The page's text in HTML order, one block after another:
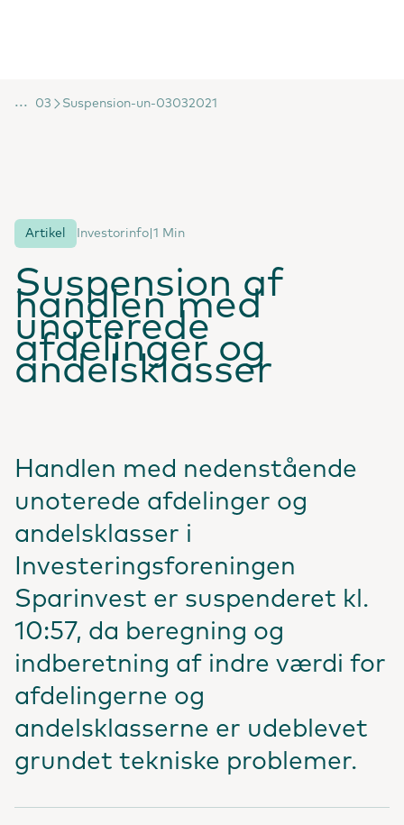
... 03 Suspension-un-03032021
Artikel Investorinfo 1 Min
Suspension af
handlen med
unoterede
afdelinger og
andelsklasser
Handlen med nedenstående
unoterede afdelinger og
andelsklasser i
Investeringsforeningen
Sparinvest er suspenderet kl.
10:57, da beregning og
indberetning af indre værdi for
afdelingerne og
andelsklasserne er udeblevet
grundet tekniske problemer.